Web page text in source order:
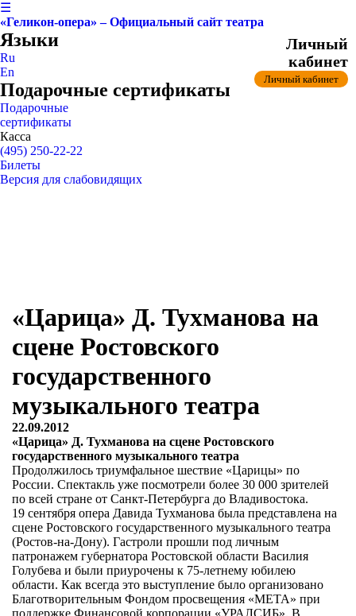
☰
«Геликон-опера» – Официальный сайт театра
Языки
Ru
En
Подарочные сертификаты
Подарочные
сертификаты
Касса
(495) 250-22-22
Личный
кабинет
Личный кабинет
Билеты
Версия для слабовидящих
«Царица» Д. Тухманова на
сцене Ростовского
государственного
музыкального театра
22.09.2012
«Царица» Д. Тухманова на сцене Ростовского
государственного музыкального театра
Продолжилось триумфальное шествие «Царицы» по
России. Спектакль уже посмотрели более 30 000 зрителей
по всей стране от Санкт-Петербурга до Владивостока.
19 сентября опера Давида Тухманова была представлена на
сцене Ростовского государственного музыкального театра
(Ростов-на-Дону). Гастроли прошли под личным
патронажем губернатора Ростовской области Василия
Голубева и были приурочены к 75-летнему юбилею
области. Как всегда это выступление было организовано
Благотворительным Фондом просвещения «МЕТА» при
поддержке Финансовой корпорации «УРАЛСИБ». В